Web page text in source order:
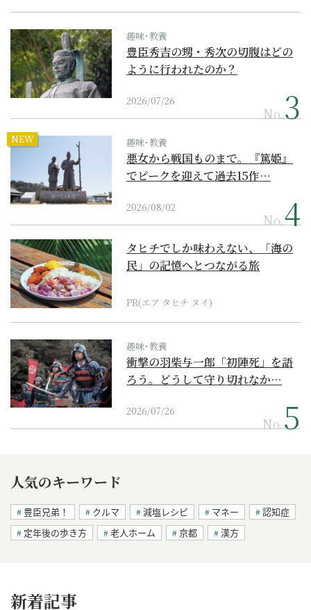
趣味･教養
豊臣秀吉の甥・秀次の切腹はどの
ように行われたのか？
2026/07/26
No.
NEW 趣味･教養
悪女から戦国ものまで。『篤姫』
でピークを迎えて過去15作…
2026/08/02
No.
タヒチでしか味わえない、「海の
民」の記憶へとつながる旅
PR(エア タヒチ ヌイ)
趣味･教養
衝撃の羽柴与一郎「初陣死」を語
ろう。どうして守り切れなか…
2026/07/26
No.
人気のキーワード
豊臣兄弟！ クルマ 減塩レシピ マネー
認知症
定年後の歩き方
老人ホーム 京都 漢方
新着記事